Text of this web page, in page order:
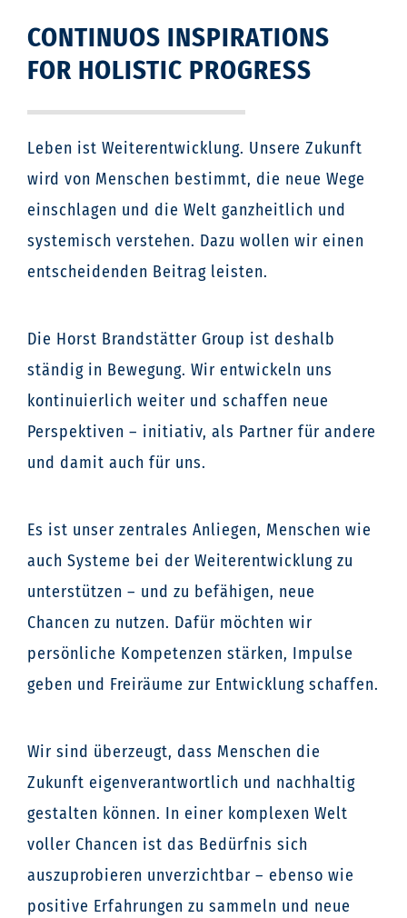
CONTINUOS INSPIRATIONS
FOR HOLISTIC PROGRESS
Leben ist Weiterentwicklung. Unsere Zukunft
wird von Menschen bestimmt, die neue Wege
einschlagen und die Welt ganzheitlich und
systemisch verstehen. Dazu wollen wir einen
entscheidenden Beitrag leisten.
Die Horst Brandstätter Group ist deshalb
ständig in Bewegung. Wir entwickeln uns
kontinuierlich weiter und schaffen neue
Perspektiven – initiativ, als Partner für andere
und damit auch für uns.
Es ist unser zentrales Anliegen, Menschen wie
auch Systeme bei der Weiterentwicklung zu
unterstützen – und zu befähigen, neue
Chancen zu nutzen. Dafür möchten wir
persönliche Kompetenzen stärken, Impulse
geben und Freiräume zur Entwicklung schaffen.
Wir sind überzeugt, dass Menschen die
Zukunft eigenverantwortlich und nachhaltig
gestalten können. In einer komplexen Welt
voller Chancen ist das Bedürfnis sich
auszuprobieren unverzichtbar – ebenso wie
positive Erfahrungen zu sammeln und neue